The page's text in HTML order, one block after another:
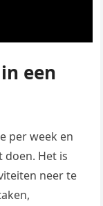
een
per week en
doen. Het is
neer te